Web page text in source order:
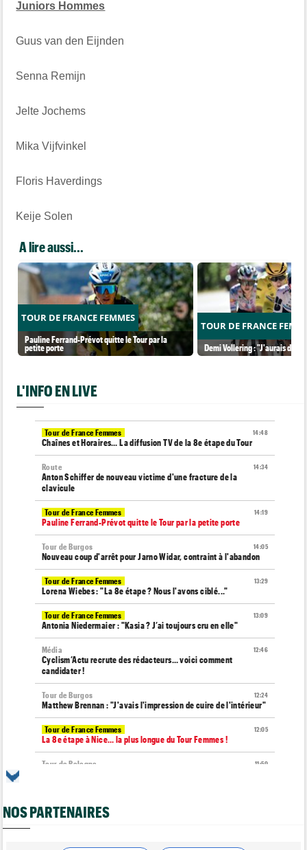
Juniors Hommes
Guus van den Eijnden
Senna Remijn
Jelte Jochems
Mika Vijfvinkel
Floris Haverdings
Keije Solen
A lire aussi...
TOUR DE FRANCE FEMMES
Pauline Ferrand-Prévot quitte le Tour par la
petite porte
TOUR DE FRANCE
Demi Vollering : "J'aurais dû
L'INFO EN LIVE
14:48
Tour de France Femmes
Chaînes et Horaires… La diffusion TV de la 8e étape du Tour
14:34
Route
Anton Schiffer de nouveau victime d'une fracture de la
clavicule
14:19
Tour de France Femmes
Pauline Ferrand-Prévot quitte le Tour par la petite porte
14:05
Tour de Burgos
Nouveau coup d'arrêt pour Jarno Widar, contraint à l'abandon
13:29
Tour de France Femmes
Lorena Wiebes : "La 8e étape ? Nous l'avons ciblé..."
13:09
Tour de France Femmes
Antonia Niedermaier : "Kasia ? J’ai toujours cru en elle"
12:46
Média
Cyclism’Actu recrute des rédacteurs… voici comment
candidater !
12:24
Tour de Burgos
Matthew Brennan : "J'avais l'impression de cuire de l'intérieur"
12:05
Tour de France Femmes
La 8e étape à Nice… la plus longue du Tour Femmes !
11:50
Tour de Pologne
Lotto-Intermarché va faire passer pro trois jeunes de sa
formation
NOS PARTENAIRES